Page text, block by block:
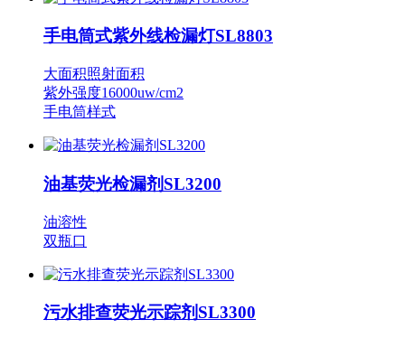
手电筒式紫外线检漏灯SL8803
大面积照射面积
紫外强度16000uw/cm2
手电筒样式
油基荧光检漏剂SL3200
油溶性
双瓶口
污水排查荧光示踪剂SL3300